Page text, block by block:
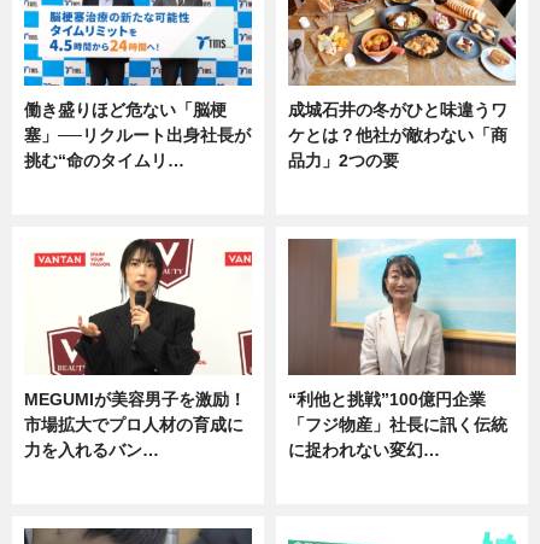
働き盛りほど危ない「脳梗
塞」──リクルート出身社長が
挑む“命のタイムリ…
成城石井の冬がひと味違うワ
ケとは？他社が敵わない「商
品力」2つの要
MEGUMIが美容男子を激励！
市場拡大でプロ人材の育成に
力を入れるバン…
“利他と挑戦”100億円企業
「フジ物産」社長に訊く伝統
に捉われない変幻…